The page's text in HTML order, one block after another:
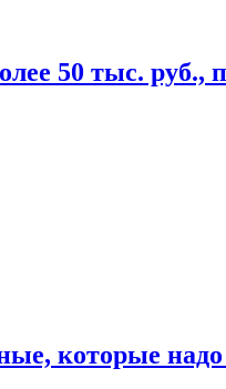
50 тыс. руб.,
которые